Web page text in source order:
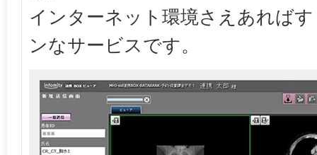
インターネット環境さえあれば
ンなサービスです。